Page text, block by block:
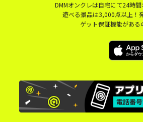
DMMオンクレは自宅にて24時
遊べる景品は3,000点以上！
ゲット保証機能がある